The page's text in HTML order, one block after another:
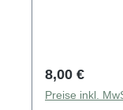
Regulärer
8,00 €
Preise inkl.